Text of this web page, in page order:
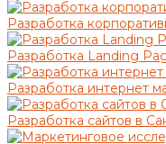
Разработка
Разработка Landing
Разработка интернет
Разработка сайтов в